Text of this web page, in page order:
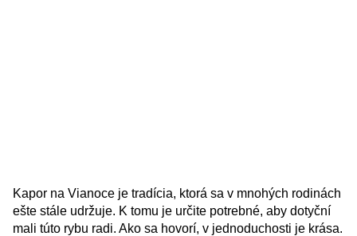
Kapor na Vianoce je tradícia, ktorá sa v mnohých rodinách
ešte stále udržuje. K tomu je určite potrebné, aby dotyční
mali túto rybu radi. Ako sa hovorí, v jednoduchosti je krása.